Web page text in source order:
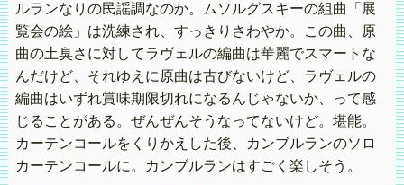
ルランなりの民謡調なのか。ムソルグスキーの組曲「展
覧会の絵」は洗練され、すっきりさわやか。この曲、原
曲の土臭さに対してラヴェルの編曲は華麗でスマートな
んだけど、それゆえに原曲は古びないけど、ラヴェルの
編曲はいずれ賞味期限切れになるんじゃないか、って感
じることがある。ぜんぜんそうなってないけど。堪能。
カーテンコールをくりかえした後、カンブルランのソロ
カーテンコールに。カンブルランはすごく楽しそう。